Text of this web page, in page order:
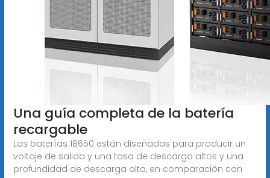
Una guía completa de la batería
recargable
Las baterías 18650 están diseñadas para producir un
voltaje de salida y una tasa de descarga altos y una
profundidad de descarga alta, en comparación con